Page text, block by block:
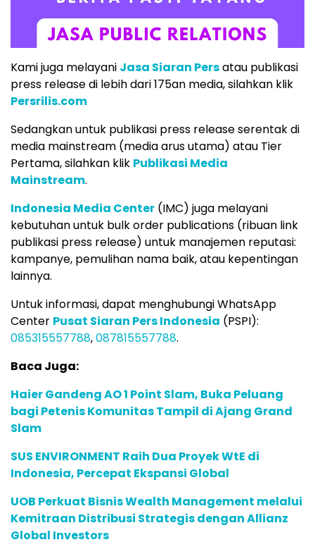
Kami juga melayani Jasa Siaran Persatau publikasi
press release di lebih dari 175an media, silahkan klik
Persrilis.com
Sedangkan untuk publikasi press release serentak di
media mainstream (media arus utama) atau Tier
Pertama, silahkan klik Publikasi Media
Mainstream.
Indonesia Media Center (IMC) juga melayani
kebutuhan untuk bulk order publications (ribuan link
publikasi press release) untuk manajemen reputasi:
kampanye, pemulihan nama baik, atau kepentingan
lainnya.
Untuk informasi, dapat menghubungi WhatsApp
Center Pusat Siaran Pers Indonesia (PSPI):
085315557788,087815557788.
Baca Juga:
Haier Gandeng AO 1 Point Slam, Buka Peluang
bagi Petenis Komunitas Tampil di Ajang Grand
Slam
SUS ENVIRONMENT Raih Dua Proyek WtE di
Indonesia, Percepat Ekspansi Global
UOB Perkuat Bisnis Wealth Management melalui
Kemitraan Distribusi Strategis dengan Allianz
Global Investors